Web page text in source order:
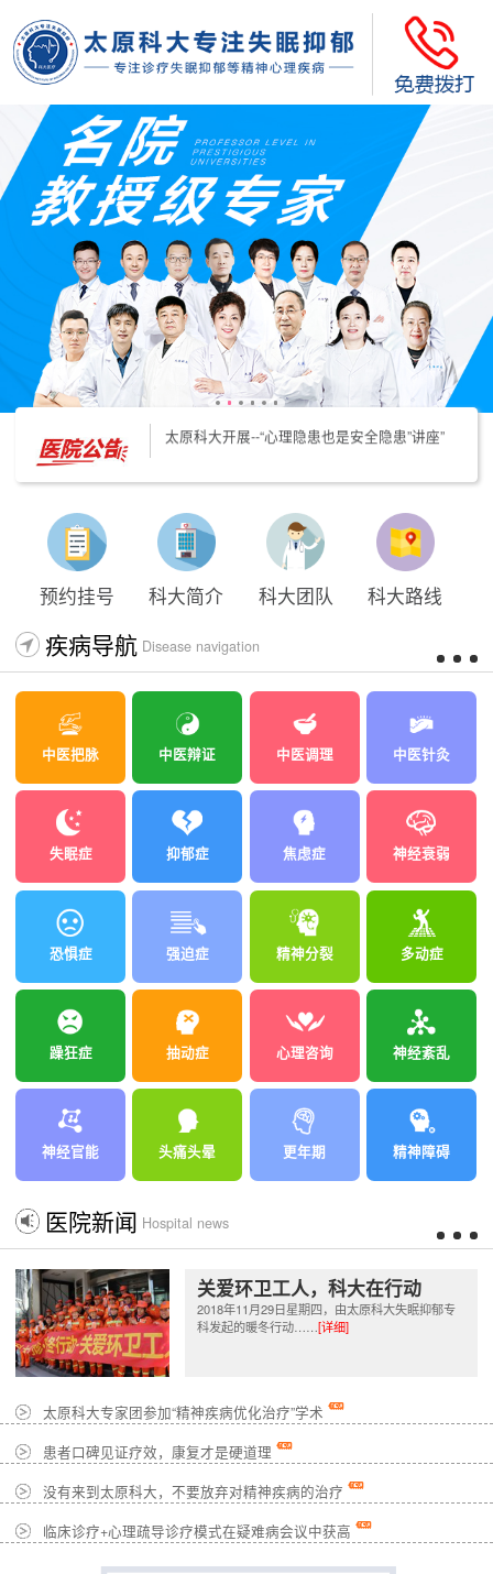
太原科大开展--“心理隐患也是安全隐患”讲座”
预约挂号 科大简介 科大团队 科大路线
疾病导航 Disease navigation
中医把脉 中医辩证 中医调理 中医针灸
失眠症 抑郁症 焦虑症 神经衰弱
恐惧症 强迫症 精神分裂 多动症
躁狂症 抽动症 心理咨询 神经紊乱
神经官能 头痛头晕 更年期 精神障碍
医院新闻 Hospital news
关爱环卫工人，科大在行动
2018年11月29日星期四，由太原科大失眠抑郁专
科发起的暖冬行动……[详细]
太原科大专家团参加“精神疾病优化治疗”学术
患者口碑见证疗效，康复才是硬道理
没有来到太原科大，不要放弃对精神疾病的治疗
临床诊疗+心理疏导诊疗模式在疑难病会议中获高